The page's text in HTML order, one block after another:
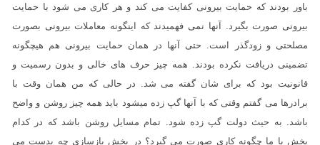
باور بودند که حمایت بیرونی کفایت می کند و هر کاری می شود با حمایت
بیرونی صورت بگیرد. آنها نمی فهمیدند که اینگونه معاملات بیرونی بصورت
مصلحتی و زودگذر است. حتی آنها در همان حمایت بیرونی هم هیچگونه
تضمینی دریافت نکرده بودند. همه چیز حرف های خالی و بدون رسمیت و
قانونیت بود که برای شان گفته می شد. در حالی که من همان وقت با
برادرها می گفتم وقتی که با آنها گپ زده میشود باید همه چیز روشن و واضح
باشد. به حیث دولت گپ زده شود. تمام مسایل روشن باشد که در کدام
بخش با ما چگونه کاری صورت می گیرد؟ در بخش بازسازی چه بدست می